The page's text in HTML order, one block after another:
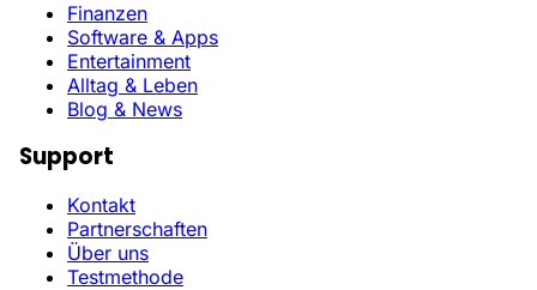
Finanzen
Software & Apps
Entertainment
Alltag & Leben
Blog & News
Support
Kontakt
Partnerschaften
Über uns
Testmethode